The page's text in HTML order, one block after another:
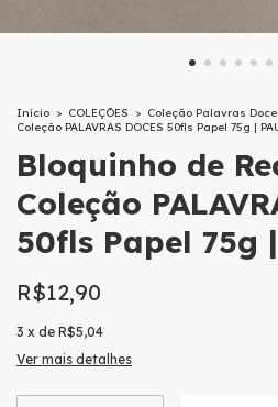
Início > COLEÇÕES > Coleção Palavras
Coleção PALAVRAS DOCES 50fls Papel 75g |
Bloquinho de
Coleção
50fls Papel 75g |
R$12,90
3 x de R$5,04
Ver mais detalhes